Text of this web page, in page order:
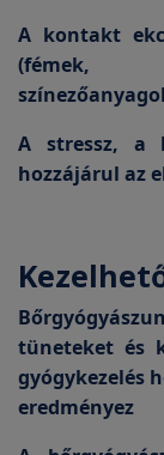
A kontakt
(fémek,
A stressz, a
hozzájárul az
tüneteket és
gyógykezelés
eredményez